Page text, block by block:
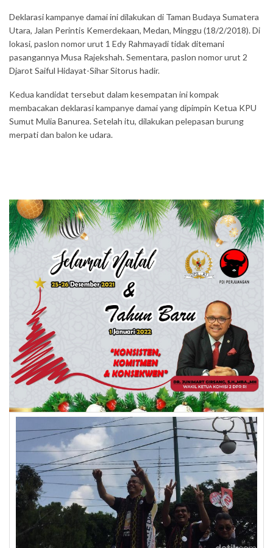
Deklarasi kampanye damai ini dilakukan di Taman Budaya Sumatera
Utara, Jalan Perintis Kemerdekaan, Medan, Minggu (18/2/2018). Di
lokasi, paslon nomor urut 1 Edy Rahmayadi tidak ditemani
pasangannya Musa Rajekshah. Sementara, paslon nomor urut 2
Djarot Saiful Hidayat-Sihar Sitorus hadir.
Kedua kandidat tersebut dalam kesempatan ini kompak
membacakan deklarasi kampanye damai yang dipimpin Ketua KPU
Sumut Mulia Banurea. Setelah itu, dilakukan pelepasan burung
merpati dan balon ke udara.